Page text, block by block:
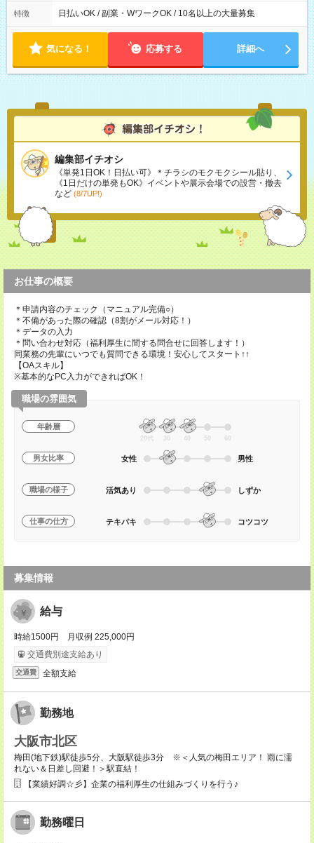
特徴 日払いOK / 副業・WワークOK / 10名以上の大量募集
気になる！ 応募する 詳細へ
編集部イチオシ
《単発1日OK！日払い可》＊チラシのモクモクシール貼り、
《1日だけの単発もOK》イベントや展示会場での設営・撤去
など (8/7UP!)
お仕事の概要
＊申請内容のチェック（マニュアル完備○）
＊不備があった際の確認（8割がメール対応！）
＊データの入力
＊問い合わせ対応（福利厚生に間する問合せに回答します！）
同業務の先輩にいつでも質問できる環境！安心してスタート↑↑
【OAスキル】
※基本的なPC入力ができればOK！
職場の雰囲気
年齢層
20代 30 40 50 60
男女比率 女性 男性
職場の様子 活気あり しずか
仕事の仕方 テキパキ コツコツ
募集情報
給与
時給1500円 月収例 225,000円
交通費別途支給あり
交通費 全額支給
勤務地
大阪市北区
梅田(地下鉄)駅徒歩5分、大阪駅徒歩3分 ※＜人気の梅田エリア！ 雨に濡
れない＆日差し回避！＞駅直結！
【業績好調☆彡】企業の福利厚生の仕組みづくりを行う♪
勤務曜日